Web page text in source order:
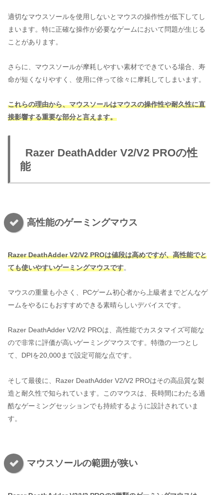
適切なマウスソールを使用しないとマウスの操作性が低下してし
まいます。特に正確な操作が必要なゲームにおいて問題が生じる
ことがあります。
さらに、マウスソールが摩耗しやすい素材でできている場合、寿
命が短くなりやすく、使用に伴って徐々に摩耗してしまいます。
これらの理由から、マウスソールはマウスの操作性や耐久性に直
接影響する重要な部分と言えます。
Razer DeathAdder V2/V2 PROの性
能
高性能のゲーミングマウス
Razer DeathAdder V2/V2 PROは値段は高めですが、高性能でと
ても使いやすいゲーミングマウスです。
マウスの重量も小さく、PCゲーム初心者から上級者までどんなゲ
ームをやるにもおすすめできる素晴らしいデバイスです。
Razer DeathAdder V2/V2 PROは、高性能でカスタマイズ可能な
ので非常に評価が高いゲーミングマウスです。特徴の一つとし
て、DPIを20,000まで設定可能な点です。
そして最後に、Razer DeathAdder V2/V2 PROはその高品質な製
造と耐久性で知られています。このマウスは、長時間にわたる過
酷なゲーミングセッションでも持続するように設計されていま
す。
マウスソールの範囲が狭い